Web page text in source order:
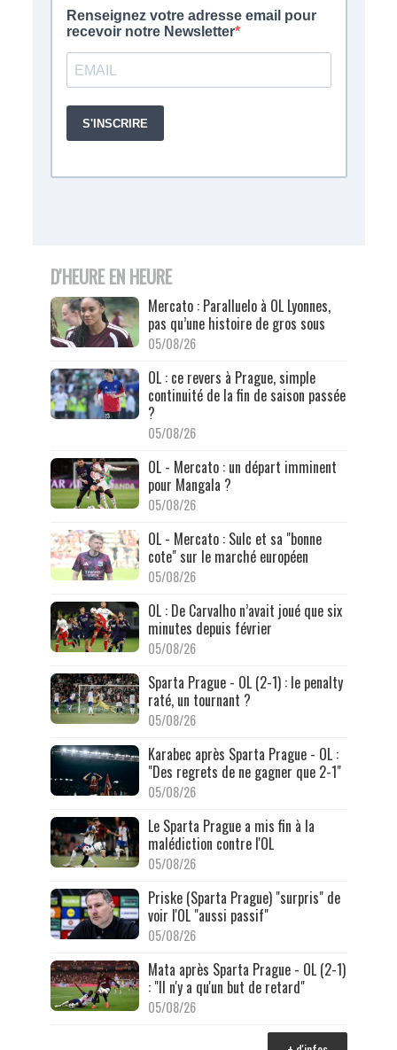
D'HEURE EN HEURE
Mercato : Paralluelo à OL Lyonnes,
pas qu’une histoire de gros sous
05/08/26
OL : ce revers à Prague, simple
continuité de la fin de saison passée
?
05/08/26
OL - Mercato : un départ imminent
pour Mangala ?
05/08/26
OL - Mercato : Sulc et sa "bonne
cote" sur le marché européen
05/08/26
OL : De Carvalho n’avait joué que six
minutes depuis février
05/08/26
Sparta Prague - OL (2-1) : le penalty
raté, un tournant ?
05/08/26
Karabec après Sparta Prague - OL :
"Des regrets de ne gagner que 2-1"
05/08/26
Le Sparta Prague a mis fin à la
malédiction contre l'OL
05/08/26
Priske (Sparta Prague) "surpris" de
voir l'OL "aussi passif"
05/08/26
Mata après Sparta Prague - OL (2-1)
: "Il n'y a qu'un but de retard"
05/08/26